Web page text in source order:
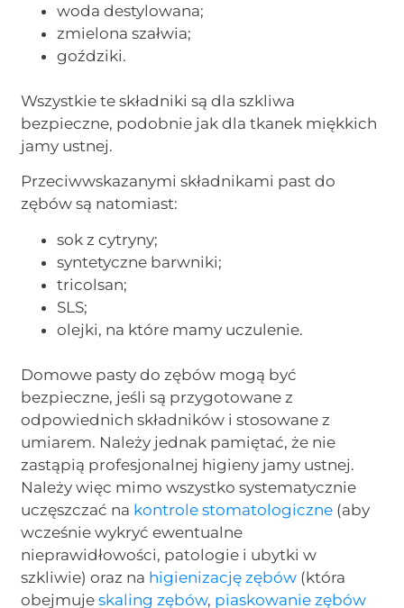
woda destylowana;
zmielona szałwia;
goździki.
Wszystkie te składniki są dla szkliwa
bezpieczne, podobnie jak dla tkanek miękkich
jamy ustnej.
Przeciwwskazanymi składnikami past do
zębów są natomiast:
sok z cytryny;
syntetyczne barwniki;
tricolsan;
SLS;
olejki, na które mamy uczulenie.
Domowe pasty do zębów mogą być
bezpieczne, jeśli są przygotowane z
odpowiednich składników i stosowane z
umiarem. Należy jednak pamiętać, że nie
zastąpią profesjonalnej higieny jamy ustnej.
Należy więc mimo wszystko systematycznie
uczęszczać na kontrole stomatologiczne (aby
wcześnie wykryć ewentualne
nieprawidłowości, patologie i ubytki w
szkliwie) oraz na higienizację zębów (która
obejmujeskaling zębów, piaskowanie zębów